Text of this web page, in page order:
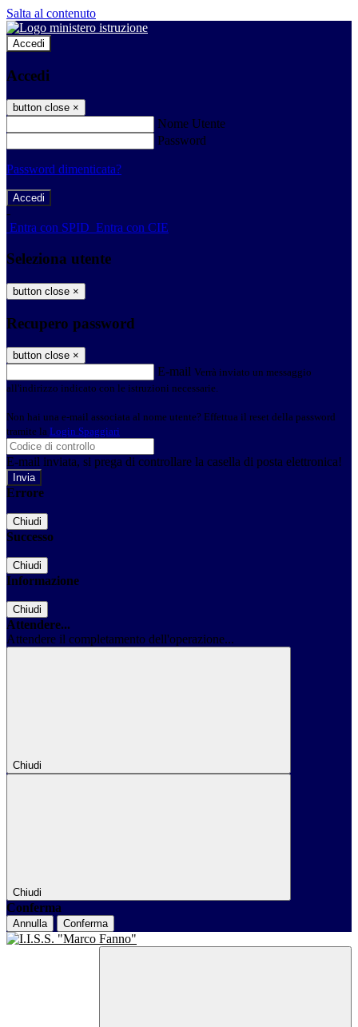
Salta al contenuto
Accedi
Accedi
button close ×
Nome Utente
Password
Password dimenticata?
-
Entra con SPID Entra con CIE
Seleziona utente
button close ×
Recupero password
button close ×
E-mail Verrà inviato un messaggio
all'indirizzo indicato con le istruzioni necessarie.
Non hai una e-mail associata al nome utente? Effettua il reset della password
tramite la Login Spaggiari
E-mail inviata, si prega di controllare la casella di posta elettronica!
Errore
Chiudi
Successo
Chiudi
Informazione
Chiudi
Attendere...
Attendere il completamento dell'operazione...
Chiudi
Chiudi
Conferma
Annulla Conferma